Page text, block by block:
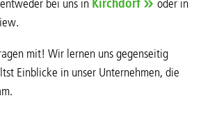
bei uns in Kirchdorf
oder in
mit! Wir lernen uns gegenseitig
Einblicke in unser Unternehmen, die